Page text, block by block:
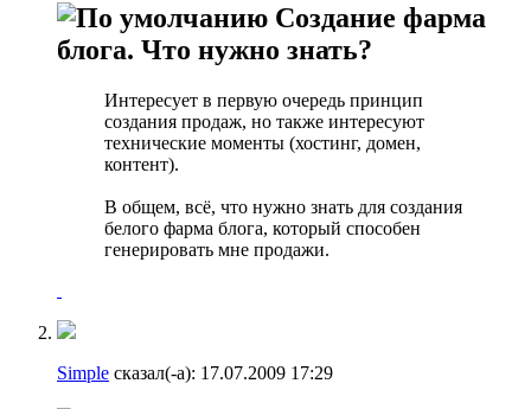
Создание фарма
блога. Что нужно знать?
Интересует в первую очередь принцип
создания продаж, но также интересуют
технические моменты (хостинг, домен,
контент).
В общем, всё, что нужно знать для создания
белого фарма блога, который способен
генерировать мне продажи.
Simple сказал(-а): 17.07.2009 17:29